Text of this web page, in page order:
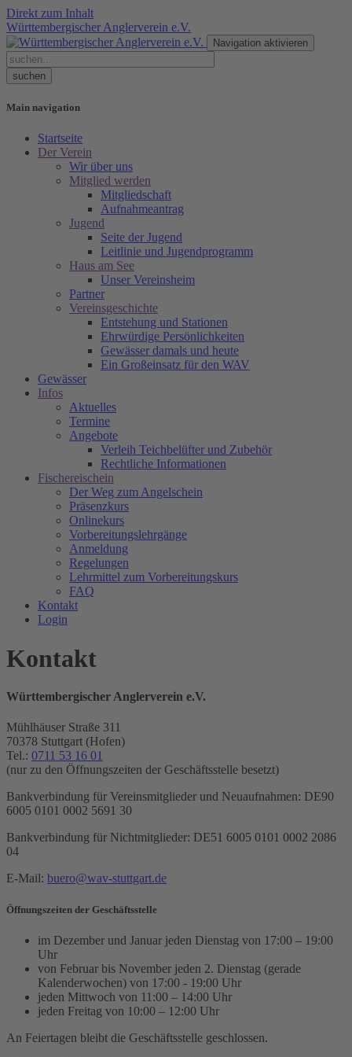
Direkt zum Inhalt
Württembergischer Anglerverein e.V.
Navigation aktivieren
Main navigation
Startseite
Der Verein
Wir über uns
Mitglied werden
Mitgliedschaft
Aufnahmeantrag
Jugend
Seite der Jugend
Leitlinie und Jugendprogramm
Haus am See
Unser Vereinsheim
Partner
Vereinsgeschichte
Entstehung und Stationen
Ehrwürdige Persönlichkeiten
Gewässer damals und heute
Ein Großeinsatz für den WAV
Gewässer
Infos
Aktuelles
Termine
Angebote
Verleih Teichbelüfter und Zubehör
Rechtliche Informationen
Fischereischein
Der Weg zum Angelschein
Präsenzkurs
Onlinekurs
Vorbereitungslehrgänge
Anmeldung
Regelungen
Lehrmittel zum Vorbereitungskurs
FAQ
Kontakt
Login
Kontakt
Württembergischer Anglerverein e.V.
Mühlhäuser Straße 311
70378 Stuttgart (Hofen)
Tel.: 0711 53 16 01
(nur zu den Öffnungszeiten der Geschäftsstelle besetzt)
Bankverbindung für Vereinsmitglieder und Neuaufnahmen: DE90
6005 0101 0002 5691 30
Bankverbindung für Nichtmitglieder: DE51 6005 0101 0002 2086
04
E-Mail: buero@wav-stuttgart.de
Öffnungszeiten der Geschäftsstelle
im Dezember und Januar jeden Dienstag von 17:00 – 19:00
Uhr
von Februar bis November jeden 2. Dienstag (gerade
Kalenderwochen) von 17:00 - 19:00 Uhr
jeden Mittwoch von 11:00 – 14:00 Uhr
jeden Freitag von 10:00 – 12:00 Uhr
An Feiertagen bleibt die Geschäftsstelle geschlossen.